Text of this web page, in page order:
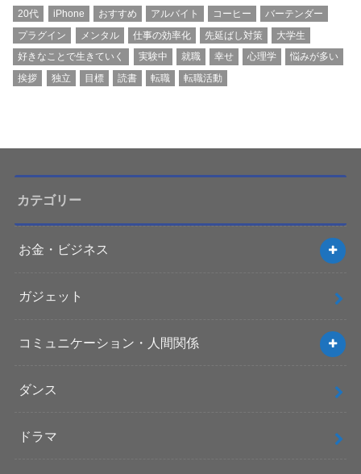
20代 iPhone おすすめ アルバイト コーヒー
バーテンダー
プラグイン
メンタル 仕事の効率化 先延ばし対策
大学生
好きなことで生きていく
実験中 就職 幸せ 心理学
悩みが多い
挨拶
独立 目標 読書 転職 転職活動
カテゴリー
お金・ビジネス
ガジェット
コミュニケーション・人間関係
ダンス
ドラマ